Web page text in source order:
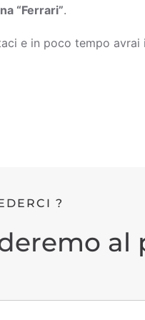
“Ferrari”.
e in poco tempo
?
al